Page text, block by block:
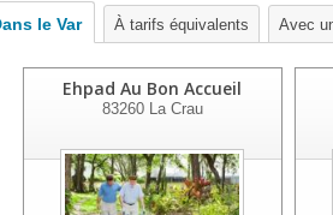
le Var À tarifs équivalents Avec
Ehpad Au Bon Accueil
83260La Crau